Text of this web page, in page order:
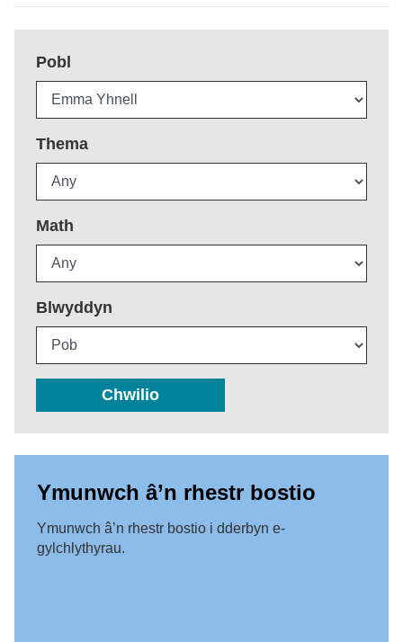
Pobl
Thema
Math
Blwyddyn
Chwilio
Ymunwch â’n rhestr bostio
Ymunwch â’n rhestr bostio i dderbyn e-
gylchlythyrau.